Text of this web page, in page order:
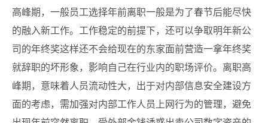
高峰期，一般员工选择年前离职一般是为了春节后能尽快
的融入新工作。 工作稳定的前提下，还可以争取明年新公
司的年终奖这样还不会给现在的东家面前营造一拿年终奖
就辞职的坏形象，影响自己在行业内的职场评价。离职高
峰期，意味着人员流动性大，出于对内部信息安全建设方
面的考虑，需加强对内部工作人员上网行为的管理，避免